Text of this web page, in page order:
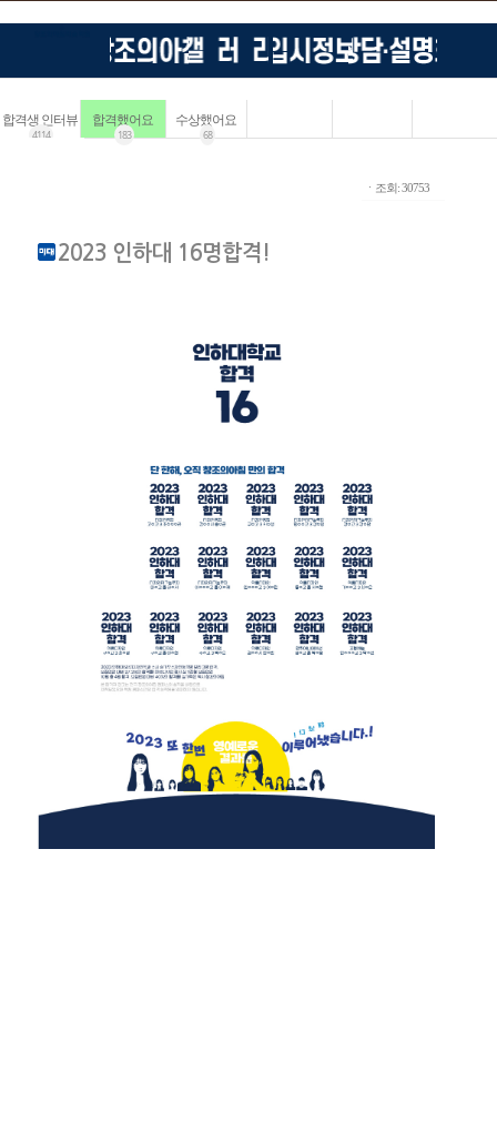
합격생 인터뷰
4114
합격했어요
183
수상했어요
68
ㆍ조회: 30753
2023 인하대 16명합격!